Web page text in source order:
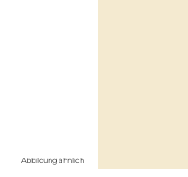
Abbildung ähnlich